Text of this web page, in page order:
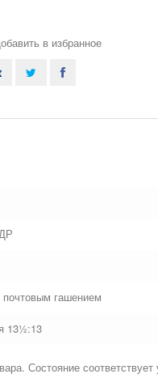
в избранное
гашением
13½:13
Состояние